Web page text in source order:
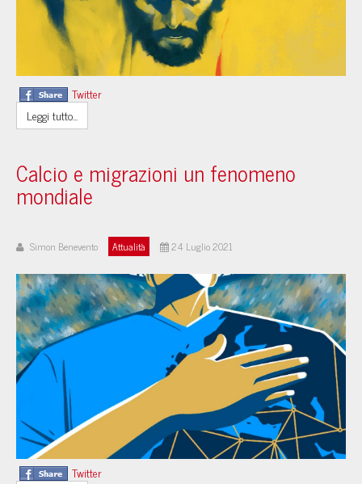
Twitter
Leggi tutto...
Calcio e migrazioni un fenomeno
mondiale
Simon Benevento Attualità 24 Luglio 2021
Twitter